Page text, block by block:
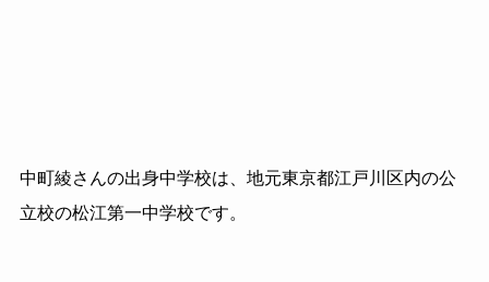
中町綾さんの出身中学校は、地元東京都江戸川区内の公
立校の松江第一中学校です。